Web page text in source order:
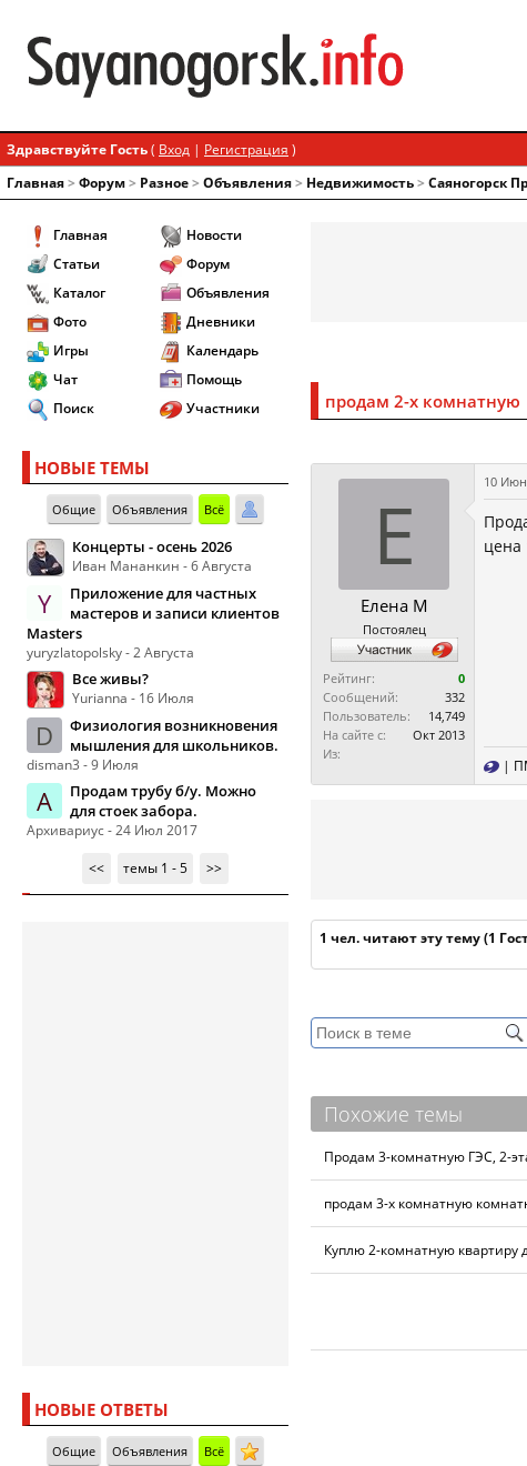
Здравствуйте Гость( Вход | Регистрация )
Главная> Форум> Разное> Объявления> Недвижимость> Саяногорск
Главная
Статьи
Каталог
Фото
Игры
Чат
Поиск
Новости
Форум
Объявления
Дневники
Календарь
Помощь
Участники
НОВЫЕ ТЕМЫ
Общие Объявления Всё
Концерты - осень 2026
Иван Мананкин - 6 Августа
Y
Приложение для частных
мастеров и записи клиентов
Masters
yuryzlatopolsky - 2 Августа
Все живы?
Yurianna - 16 Июля
D
Физиология возникновения
мышления для школьников.
disman3 - 9 Июля
А
Продам трубу б/у. Можно
для стоек забора.
Архивариус - 24 Июл 2017
<<
темы 1 - 5 >>
НОВЫЕ ОТВЕТЫ
Общие Объявления Всё
продам 2-х комнатную
Е
Елена М
Постоялец
Рейтинг:
0
Сообщений:
332
Пользователь:
14,749
На сайте с:
Окт 2013
Из:
10
цена
|
1 чел. читают эту тему (1
Похожие темы
Продам 3-комнатную ГЭС, 2-
продам 3-х комнатную
Куплю 2-комнатную квартиру